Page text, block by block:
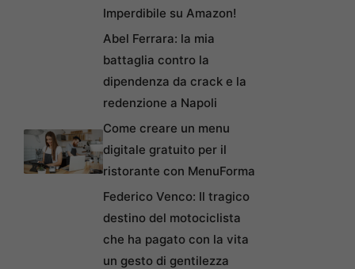
Imperdibile su Amazon!
Abel Ferrara: la mia
battaglia contro la
dipendenza da crack e la
redenzione a Napoli
Come creare un menu
digitale gratuito per il
ristorante con MenuForma
Federico Venco: Il tragico
destino del motociclista
che ha pagato con la vita
un gesto di gentilezza